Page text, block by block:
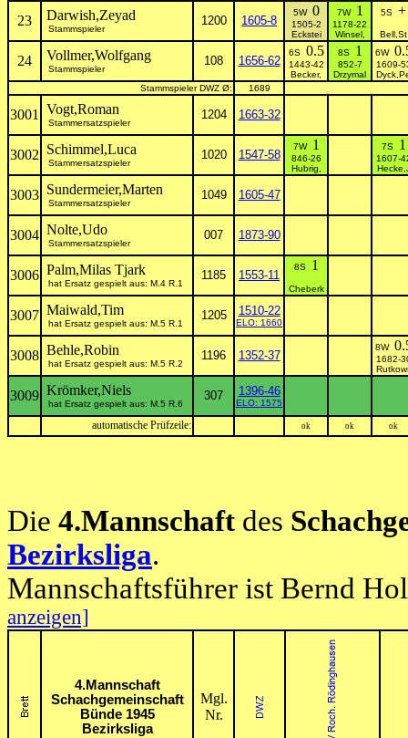
23 Darwish,Zeyad
Stammspieler
1200 1605-8
5W 0
1505-2
Eckstei
7W 1
1178-22
Winsel,
5S +
Bell,St
24 Vollmer,Wolfgang
Stammspieler
108 1656-62
6S 0.5
1443-42
Becker,
8S 1
852-7
Drzymal
6W
1609-
Stammspieler DWZ Ø:
1689
3001 Vogt,Roman
Stammersatzspieler
1204 1663-32
3002 Schimmel,Luca
Stammersatzspieler
1020 1547-58
7W 1
846-26
Hubrig,
7S 1
1607-
3003 Sundermeier,Marten
Stammersatzspieler
1049 1605-47
3004 Nolte,Udo
Stammersatzspieler
007 1873-90
3006 Palm,Milas Tjark
hat Ersatz gespielt aus: M.4 R.1
1185 1553-11
8S 1
Cheberk
3007 Maiwald,Tim
hat Ersatz gespielt aus: M.5 R.1
1205 1510-22
ELO: 1660
3008 Behle,Robin
hat Ersatz gespielt aus: M.5 R.2
1196 1352-37
8W
1682-
3009 Krömker,Niels
hat Ersatz gespielt aus: M.5 R.6
307 1396-46
ELO: 1575
automatische Prüfzeile: ok ok ok
Die 4.Mannschaft des
Bezirksliga.
Mannschaftsführer ist Bernd
anzeigen]
4.Mannschaft
Schachgemeinschaft
Bünde 1945
Bezirksliga
Mgl.
Nr.